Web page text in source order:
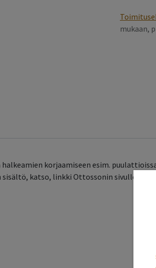
mukaan,
korjaamiseen esim.
katso, linkki Ottossonin sivulle: